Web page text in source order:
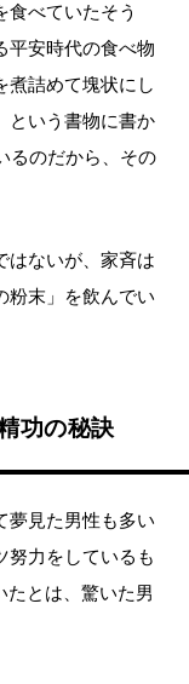
食べていたそう
平安時代の食べ物
煮詰めて塊状にし
という書物に書か
るのだから、その
はないが、家斉は
粉末」を飲んでい
功の秘訣
夢見た男性も多い
努力をしているも
たとは、驚いた男